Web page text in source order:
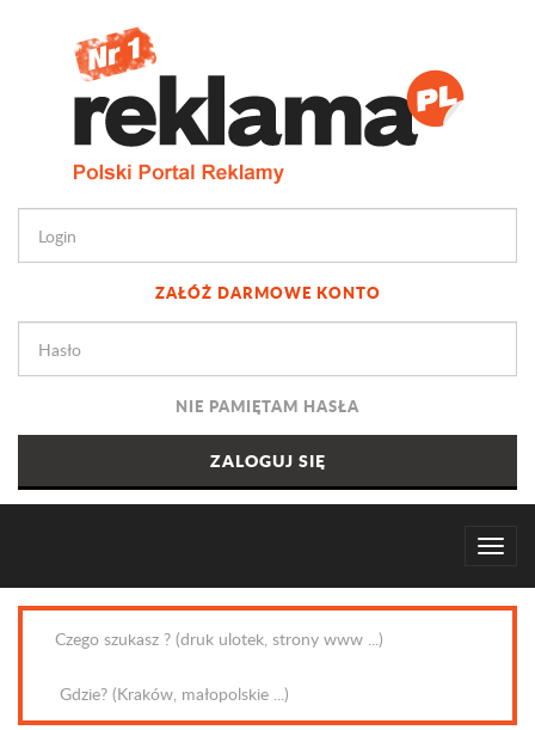
ZAŁÓŻ DARMOWE KONTO
NIE PAMIĘTAM HASŁA